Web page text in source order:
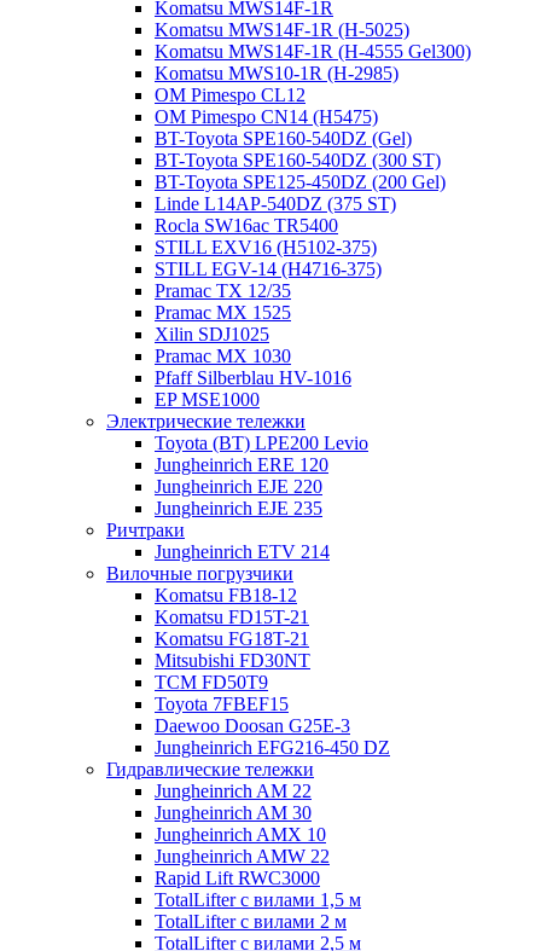
Komatsu MWS14F-1R
Komatsu MWS14F-1R (H-5025)
Komatsu MWS14F-1R (H-4555 Gel300)
Komatsu MWS10-1R (Н-2985)
OM Pimespo CL12
OM Pimespo CN14 (Н5475)
BT-Toyota SPE160-540DZ (Gel)
BT-Toyota SPE160-540DZ (300 ST)
BT-Toyota SPE125-450DZ (200 Gel)
Linde L14AP-540DZ (375 ST)
Rocla SW16ac TR5400
STILL EXV16 (H5102-375)
STILL EGV-14 (H4716-375)
Pramac TX 12/35
Pramac MX 1525
Xilin SDJ1025
Pramac MX 1030
Pfaff Silberblau HV-1016
EP MSE1000
Электрические тележки
Toyota (BT) LPE200 Levio
Jungheinrich ERE 120
Jungheinrich EJE 220
Jungheinrich EJE 235
Ричтраки
Jungheinrich ETV 214
Вилочные погрузчики
Komatsu FB18-12
Komatsu FD15T-21
Komatsu FG18T-21
Mitsubishi FD30NT
TCM FD50T9
Toyota 7FBEF15
Daewoo Doosan G25E-3
Jungheinrich EFG216-450 DZ
Гидравлические тележки
Jungheinrich AM 22
Jungheinrich AM 30
Jungheinrich AMX 10
Jungheinrich AMW 22
Rapid Lift RWC3000
TotalLifter с вилами 1,5 м
TotalLifter с вилами 2 м
TotalLifter с вилами 2,5 м